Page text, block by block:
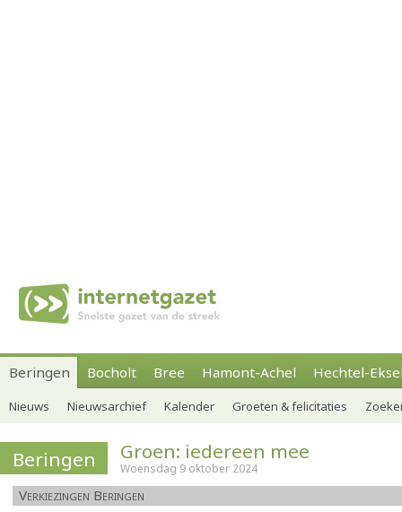
Beringen Bocholt Bree Hamont-Achel Hechtel-
Nieuws Nieuwsarchief Kalender Groeten & felicitaties
Beringen Groen: iedereen mee
Woensdag 9 oktober 2024
Verkiezingen Beringen